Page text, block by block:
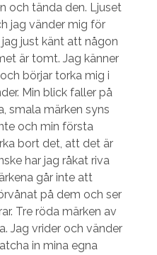
och tända den. Ljuset
jag vänder mig för
just känt att någon
är tomt. Jag känner
börjar torka mig i
Min blick faller på
smala märken syns
och min första
bort det, att det är
har jag råkat riva
går inte att
på dem och ser
Tre röda märken av
Jag vrider och vänder
in mina egna